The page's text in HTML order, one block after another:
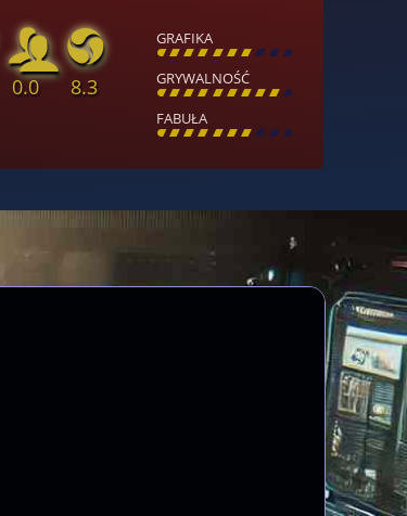
GRAFIKA
[ \ \ \ \ \ \ \ \ ]
GRYWALNOŚĆ
[ \ \ \ \ \ \ \ \ ]
FABUŁA
[ \ \ \ \ \ \ \ \ ]
0.0 8.3